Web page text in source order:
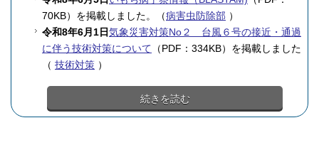
70KB）を掲載しました。（病害虫防除部 ）
令和8年6月1日気象災害対策No２ 台風６号の接近・通過
に伴う技術対策について （PDF：334KB）を掲載しました
（ 技術対策 ）
続きを読む